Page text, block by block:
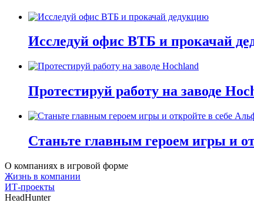
Исследуй офис ВТБ и прокачай
Протестируй работу на заводе
Станьте главным героем игры и
О компаниях в игровой форме
Жизнь в компании
ИТ-проекты
HeadHunter